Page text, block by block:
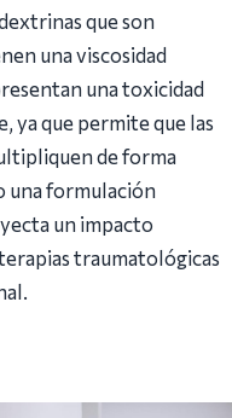
que son
una viscosidad
una toxicidad
ya que permite que las
de forma
una formulación
un impacto
traumatológicas